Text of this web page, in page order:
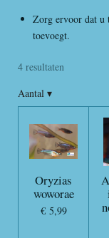
Zorg ervoor dat u
toevoegt.
4 resultaten
Aantal ▾
Oryzias
woworae
€ 5,99